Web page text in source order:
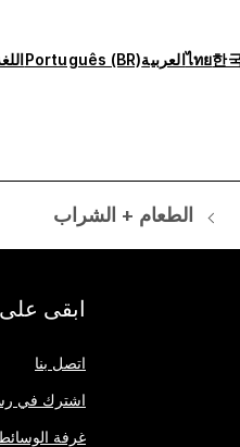
한
ไทยالعربيةPortuguês (BR)
الطعام + الشراب
ابقى
اتصل بنا
اشترك في
غرفة